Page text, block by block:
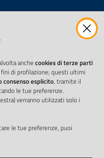
anche cookies di terze parti
di profilazione; questi ultimi
consenso esplicito, tramite il
le tue preferenze.
verranno utilizzati solo i
le tue preferenze, puoi